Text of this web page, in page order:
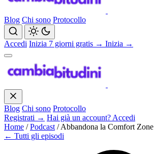
Blog Chi sono Protocollo
Accedi Inizia 7 giorni gratis → Inizia →
Blog Chi sono Protocollo
Registrati → Hai già un account? Accedi
Home / Podcast / Abbandona la Comfort Zone
← Tutti gli episodi